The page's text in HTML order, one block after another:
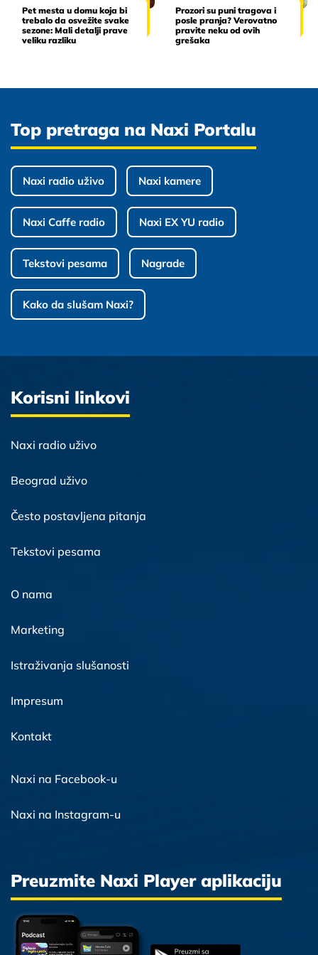
Pet mesta u domu koja bi
trebalo da osvežite svake
sezone: Mali detalji prave
veliku razliku
Prozori su puni tragova i
posle pranja? Verovatno
pravite neku od ovih
grešaka
Top pretraga na Naxi Portalu
Naxi radio uživo Naxi kamere
Naxi Caffe radio Naxi EX YU radio
Tekstovi pesama Nagrade
Kako da slušam Naxi?
Korisni linkovi
Naxi radio uživo
Beograd uživo
Često postavljena pitanja
Tekstovi pesama
O nama
Marketing
Istraživanja slušanosti
Impresum
Kontakt
Naxi na Facebook-u
Naxi na Instagram-u
Preuzmite Naxi Player aplikaciju